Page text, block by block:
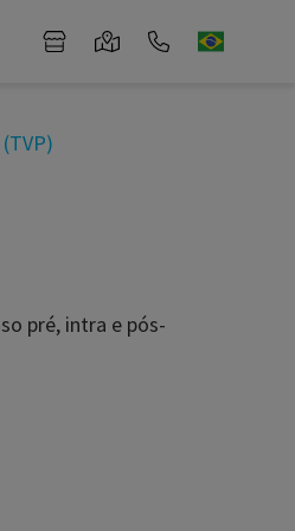
pré, intra e pós-